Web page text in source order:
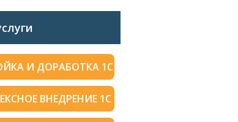
И ДОРАБОТКА 1С
ВНЕДРЕНИЕ 1С